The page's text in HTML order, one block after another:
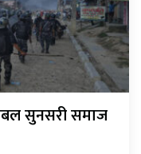
सुनसरी समाज